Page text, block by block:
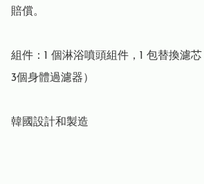
賠償。
組件：1 個淋浴噴頭組件，1 包替換濾芯
3個身體過濾器）